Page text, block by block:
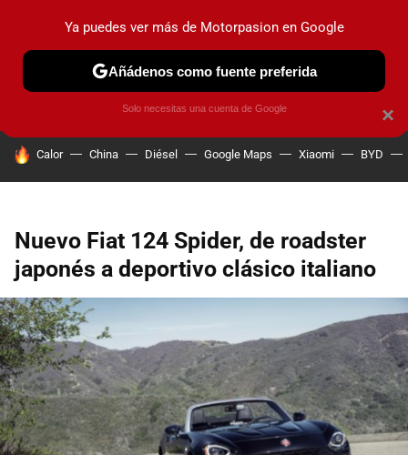
PRUEBAS COCHES ELÉCTRICOS OBSERVATORIO
HOY SE HABLA DE
Calor China Diésel Google Maps Xiaomi BYD
Nuevo Fiat 124 Spider, de roadster
japonés a deportivo clásico italiano
×
Ya puedes ver más de Motorpasion en Google
Añádenos como fuente preferida
Solo necesitas una cuenta de Google